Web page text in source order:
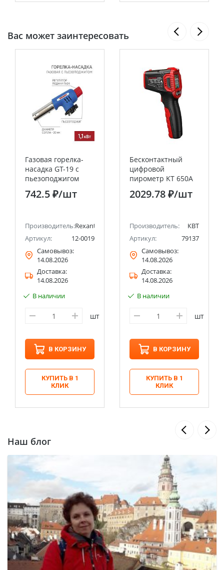
Вас может заинтересовать
Газовая горелка-
насадка GT-19 с
пьезоподжигом
742.5 ₽/шт
Производитель:Rexant
Артикул:
12-0019
Самовывоз:
14.08.2026
Доставка:
14.08.2026
В наличии
шт
В КОРЗИНУ
КУПИТЬ В 1
КЛИК
Бесконтактный
цифровой
пирометр KT 650A
"PROLINE" КВТ
2029.78 ₽/шт
Производитель:
КВТ
Артикул:
79137
Самовывоз:
14.08.2026
Доставка:
14.08.2026
В наличии
шт
В КОРЗИНУ
КУПИТЬ В 1
КЛИК
Наш блог